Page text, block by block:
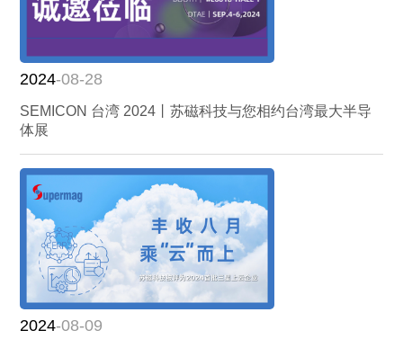
2024-08-28
SEMICON 台湾 2024丨苏磁科技与您相约台湾最大半导
体展
2024-08-09